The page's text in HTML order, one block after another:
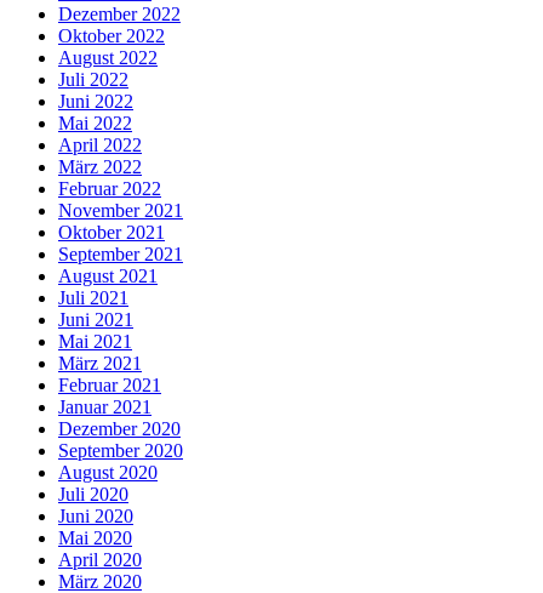
Dezember 2022
Oktober 2022
August 2022
Juli 2022
Juni 2022
Mai 2022
April 2022
März 2022
Februar 2022
November 2021
Oktober 2021
September 2021
August 2021
Juli 2021
Juni 2021
Mai 2021
März 2021
Februar 2021
Januar 2021
Dezember 2020
September 2020
August 2020
Juli 2020
Juni 2020
Mai 2020
April 2020
März 2020